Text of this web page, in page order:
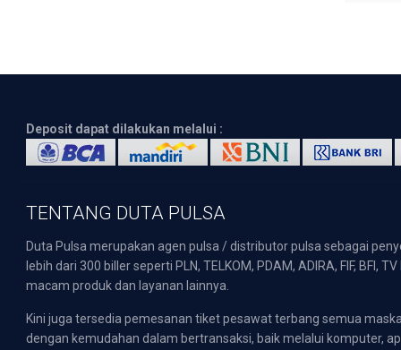
Deposit dapat dilakukan melalui :
TENTANG DUTA PULSA
Duta Pulsa merupakan agen pulsa / distributor pulsa sebagai
lebih dari 300 biller seperti PLN, TELKOM, PDAM, ADIRA, FIF,
macam produk dan layanan lainnya.
Kini juga tersedia pemesanan tiket pesawat terbang semua
dengan kemudahan dalam bertransaksi, baik melalui komputer,